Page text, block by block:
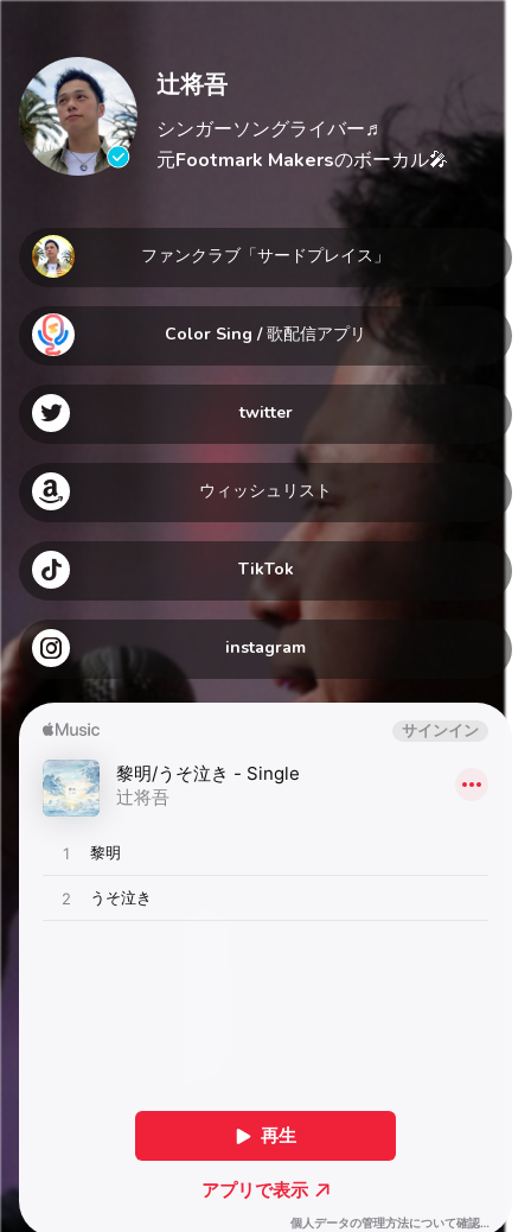
辻将吾
シンガーソングライバー♬
元Footmark Makersのボーカル🎤
ファンクラブ「サードプレイス」
Color Sing / 歌配信アプリ
twitter
ウィッシュリスト
TikTok
instagram